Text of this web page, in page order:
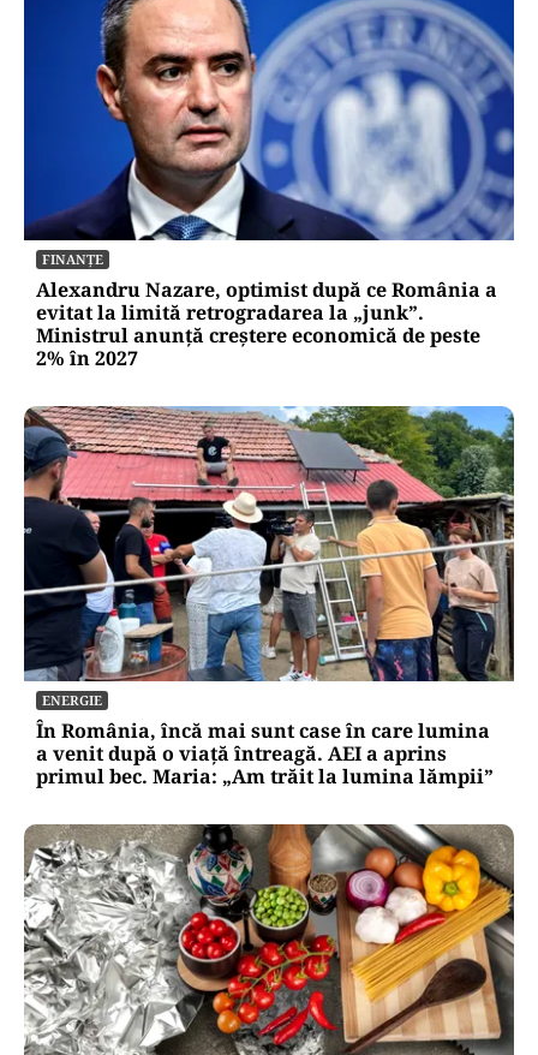
FINANȚE
Alexandru Nazare, optimist după ce România a
evitat la limită retrogradarea la „junk”.
Ministrul anunță creștere economică de peste
2% în 2027
ENERGIE
În România, încă mai sunt case în care lumina
a venit după o viață întreagă. AEI a aprins
primul bec. Maria: „Am trăit la lumina lămpii”